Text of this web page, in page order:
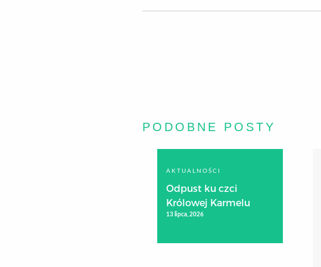
PODOBNE POSTY
AKTUALNOŚCI
Odpust ku czci
Królowej Karmelu
13 lipca, 2026